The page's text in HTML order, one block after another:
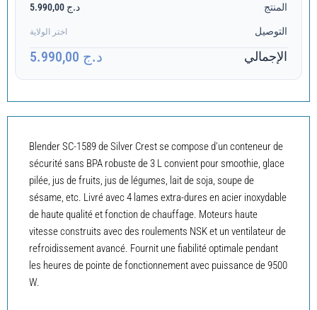
المنتج د.ج 5.990,00
التوصيل اختر الولاية
الإجمالي د.ج 5.990,00
Blender SC-1589 de Silver Crest se compose d’un conteneur de
sécurité sans BPA robuste de 3 L convient pour smoothie, glace
pilée, jus de fruits, jus de légumes, lait de soja, soupe de
sésame, etc. Livré avec 4 lames extra-dures en acier inoxydable
de haute qualité et fonction de chauffage. Moteurs haute
vitesse construits avec des roulements NSK et un ventilateur de
refroidissement avancé. Fournit une fiabilité optimale pendant
les heures de pointe de fonctionnement avec puissance de 9500
W.